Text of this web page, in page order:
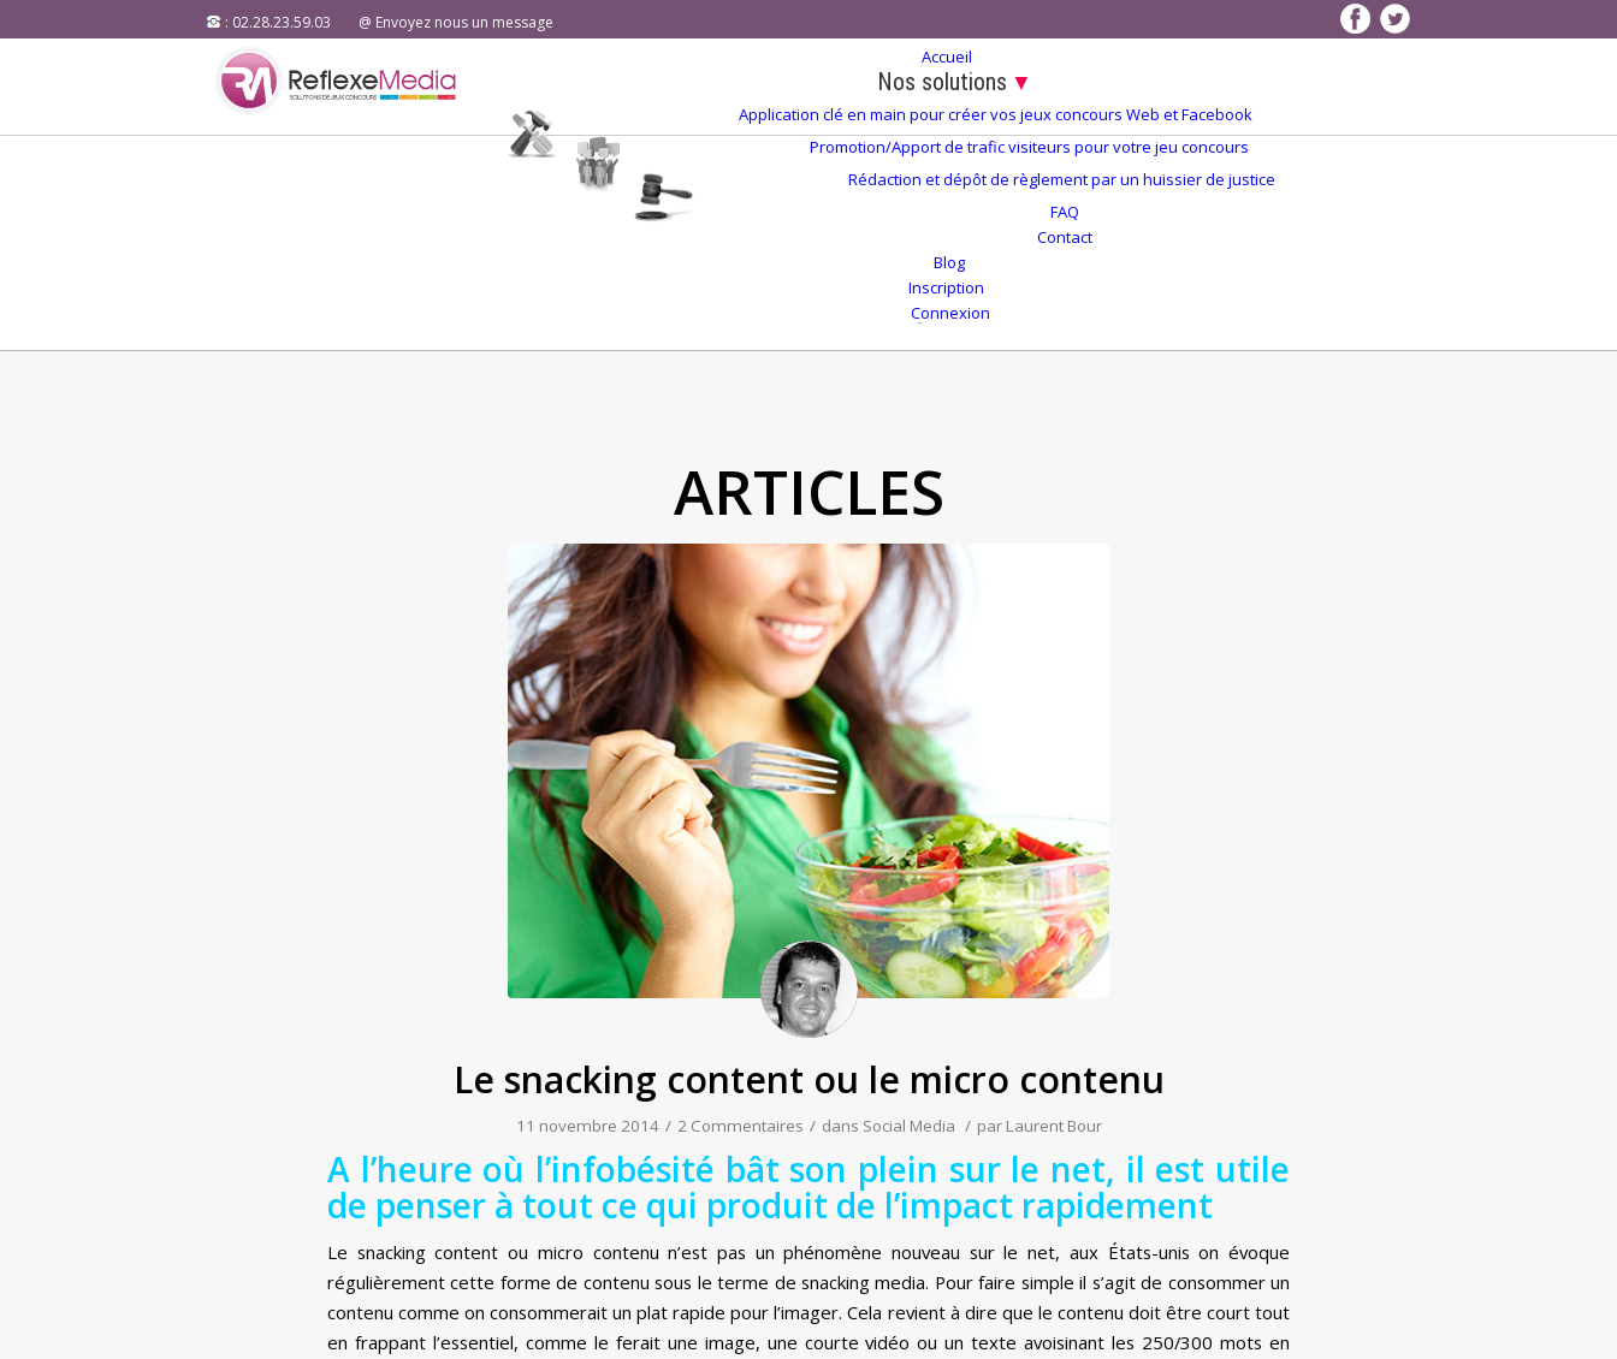
: 02.28.23.59.03 @ Envoyez nous un message
Accueil
Nos solutions ▼
Application clé en main pour créer vos jeux concours Web et Facebook
Promotion/Apport de trafic visiteurs pour votre jeu concours
Rédaction et dépôt de règlement par un huissier de justice
FAQ
Contact
Blog
Inscription
Connexion
ARTICLES
Le snacking content ou le micro contenu
11 novembre 2014 / 2 Commentaires / dans Social Media / par Laurent Bour
A l’heure où l’infobésité bât son plein sur le net, il est utile
de penser à tout ce qui produit de l’impact rapidement
Le snacking content ou micro contenu n’est pas un phénomène nouveau sur le net, aux États-unis on évoque
régulièrement cette forme de contenu sous le terme de snacking media. Pour faire simple il s’agit de consommer un
contenu comme on consommerait un plat rapide pour l’imager. Cela revient à dire que le contenu doit être court tout
en frappant l’essentiel, comme le ferait une image, une courte vidéo ou un texte avoisinant les 250/300 mots en